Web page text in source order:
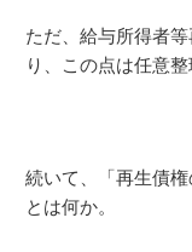
ただ、給与所得者
り、この点は任意
続いて、「再生債
とは何か。